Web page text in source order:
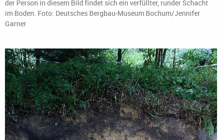
der Person in diesem Bild findet sich ein verfüllter, runder Schacht
im Boden. Foto: Deutsches Bergbau-Museum Bochum/Jennifer
Garner